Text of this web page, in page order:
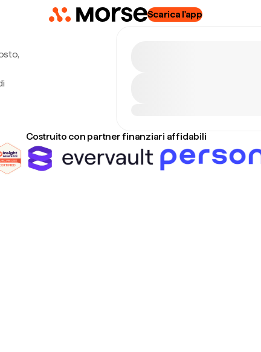
Scarica l'app
Costruito con partner finanziari affidabili